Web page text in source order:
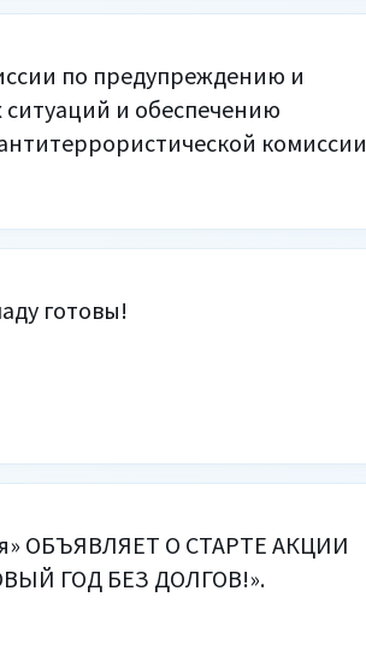
по предупреждению и
и обеспечению
комиссии
готовы!
ОБЪЯВЛЯЕТ О СТАРТЕ АКЦИИ
ГОД БЕЗ ДОЛГОВ!».